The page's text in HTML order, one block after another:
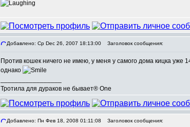
Добавлено: Ср Dec 26, 2007 18:13:00 Заголовок сообщения:
Против кошек ничего не имею, у меня у самого дома кицка уже
однако
Тротила для дураков не бывает® One
Добавлено: Пн Фев 18, 2008 01:11:08 Заголовок сообщения: